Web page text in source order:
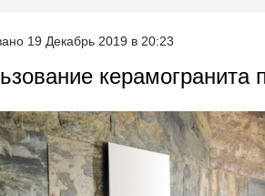
19 Декабрь 2019 в 20:23
керамогранита